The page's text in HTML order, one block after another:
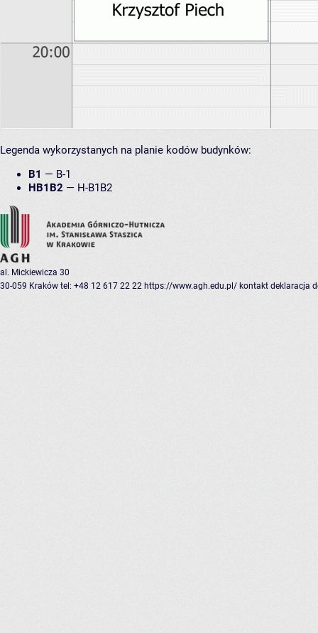
Legenda wykorzystanych na planie kodów budynków:
B1 — B-1
HB1B2 — H-B1B2
al. Mickiewicza 30
30-059 Kraków tel: +48 12 617 22 22 https://www.agh.edu.pl/ kontakt deklaracja